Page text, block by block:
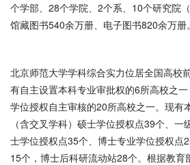
个学部、28个学院、2个系、10个研究院
馆藏图书540余万册、电子图书820余万册。
北京师范大学学科综合实力位居全国高校
有自主设置本科专业审批权的6所高校之
学位授权自主审核的20所高校之一。现有
（含交叉学科）硕士学位授权点39个、
士学位授权点35个、博士专业学位授权点
15个，博士后科研流动站28个。根据教育